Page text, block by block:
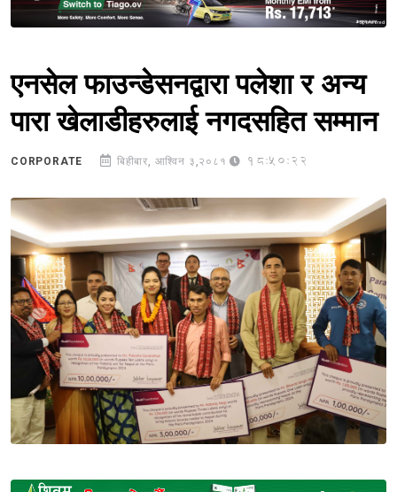
Sponsored
एनसेल फाउन्डेसनद्वारा पलेशा र अन्य
पारा खेलाडीहरुलाई नगदसहित सम्मान
CORPORATE बिहीबार, आश्विन ३,२०८१ 18:50:22